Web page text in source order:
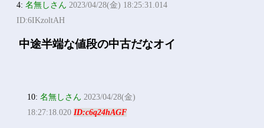
4:名無しさん 2023/04/28(金) 18:25:31.014
ID:6IKzoltAH
中途半端な値段の中古だなオイ
10:名無しさん 2023/04/28(金)
18:27:18.020ID:c6q24hAGF